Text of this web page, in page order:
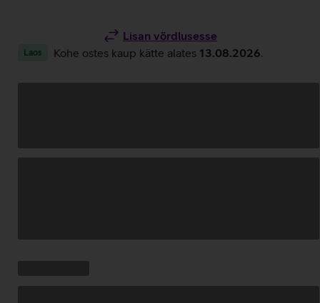
Lisan võrdlusesse
Laos Kohe ostes kaup kätte alates 13.08.2026